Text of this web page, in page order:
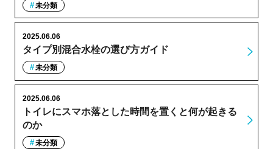
未分類
タイプ別混合水栓の選び方ガイド
2025.06.06
未分類
トイレにスマホ落とした時間を置くと何が起きる
のか
2025.06.06
未分類